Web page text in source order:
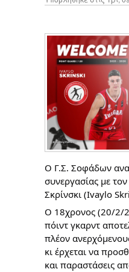
O Γ.Σ. Σοφάδων
συνεργασίας με
Σκρίνσκι (Ivaylo
Ο 18χρονος (20/2/
πόιντ γκαρντ
πλέον
κι έρχεται να
και παραστάσεις